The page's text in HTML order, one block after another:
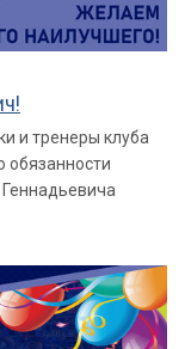
и тренеры клуба
обязанности